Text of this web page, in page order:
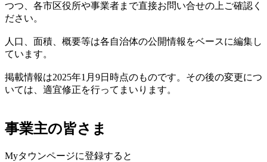
つつ、各市区役所や事業者まで直接お問い合せの上ご確認く
ださい。
人口、面積、概要等は各自治体の公開情報をベースに編集し
ています。
掲載情報は2025年1月9日時点のものです。その後の変更につ
いては、適宜修正を行ってまいります。
事業主の皆さま
Myタウンページに登録すると